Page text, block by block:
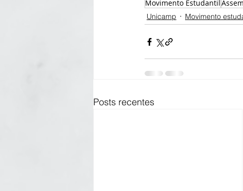
Movimento Estudantil
Unicamp Movimento
Posts recentes